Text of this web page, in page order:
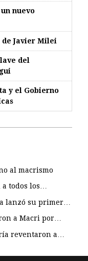
nuevo
de Javier Milei
del
y el Gobierno
al macrismo
a todos los…
lanzó su primer…
a Macri por…
reventaron a…